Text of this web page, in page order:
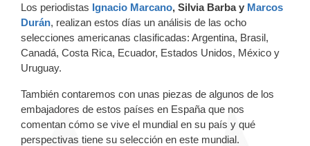
Los periodistas Ignacio Marcano, Silvia Barba y Marcos
Durán, realizan estos días un análisis de las ocho
selecciones americanas clasificadas: Argentina, Brasil,
Canadá, Costa Rica, Ecuador, Estados Unidos, México y
Uruguay.
También contaremos con unas piezas de algunos de los
embajadores de estos países en España que nos
comentan cómo se vive el mundial en su país y qué
perspectivas tiene su selección en este mundial.